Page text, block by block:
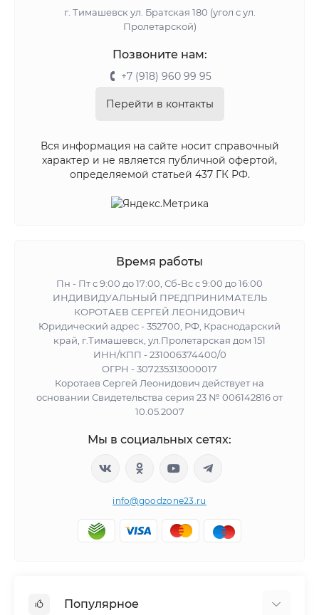
г. Тимашевск ул. Братская 180 (угол с ул.
Пролетарской)
Позвоните нам:
+7 (918) 960 99 95
Перейти в контакты
Вся информация на сайте носит справочный
характер и не является публичной офертой,
определяемой статьей 437 ГК РФ.
Время работы
Пн - Пт с 9:00 до 17:00, Сб-Вс с 9:00 до 16:00
ИНДИВИДУАЛЬНЫЙ ПРЕДПРИНИМАТЕЛЬ
КОРОТАЕВ СЕРГЕЙ ЛЕОНИДОВИЧ
Юридический адрес - 352700, РФ, Краснодарский
край, г.Тимашевск, ул.Пролетарская дом 151
ИНН/КПП - 231006374400/0
ОГРН - 307235313000017
Коротаев Сергей Леонидович действует на
основании Свидетельства серия 23 № 006142816 от
10.05.2007
Мы в социальных сетях:
info@goodzone23.ru
Популярное